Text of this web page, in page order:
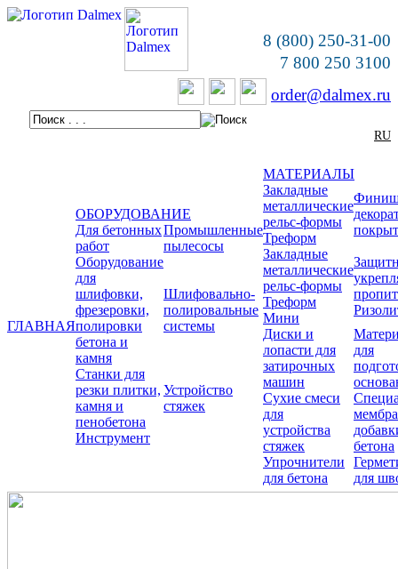
8 (800) 250-31-00
7 800 250 3100
order@dalmex.ru
RU
ГЛАВНАЯ
ОБОРУДОВАНИЕ
Для бетонных
работ
Промышленные
пылесосы
Оборудование
для
шлифовки,
фрезеровки,
полировки
бетона и
камня
Шлифовально-
полировальные
системы
Станки для
резки плитки,
камня и
пенобетона
Устройство
стяжек
Инструмент
МАТЕРИАЛЫ
Закладные
металлические
рельс-формы
Треформ
Закладные
металлические
рельс-формы
Треформ
Мини
Диски и
лопасти для
затирочных
машин
для
Сухие смеси
для
устройства
стяжек
бетона
Упрочнители
для бетона
для